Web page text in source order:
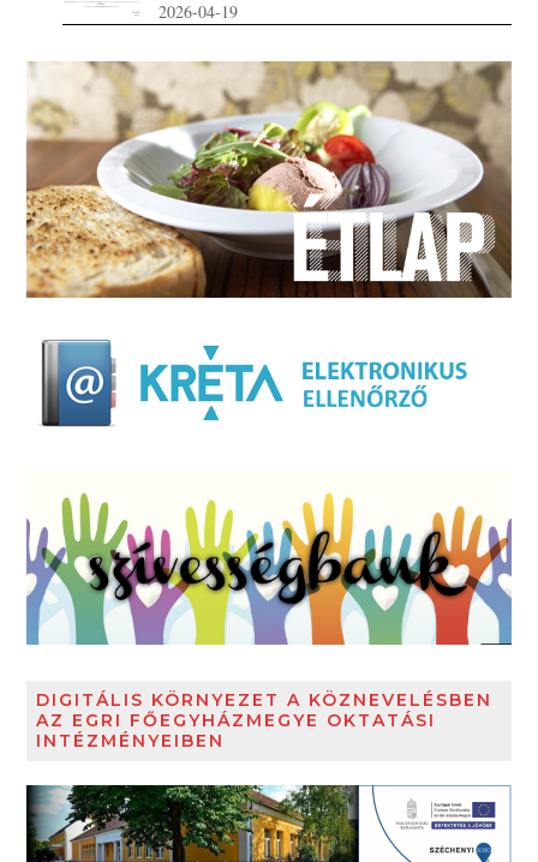
2026-04-19
DIGITÁLIS KÖRNYEZET A KÖZNEVELÉSBEN
AZ EGRI FŐEGYHÁZMEGYE OKTATÁSI
INTÉZMÉNYEIBEN